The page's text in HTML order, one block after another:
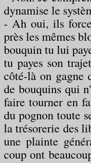
dynamise le
- Ah oui, ils
près les mêmes
bouquin tu lui
tu payes son
côté-là on gagne
de bouquins qui
faire tourner en
du pognon toute
la trésorerie des
une plainte
coup ont